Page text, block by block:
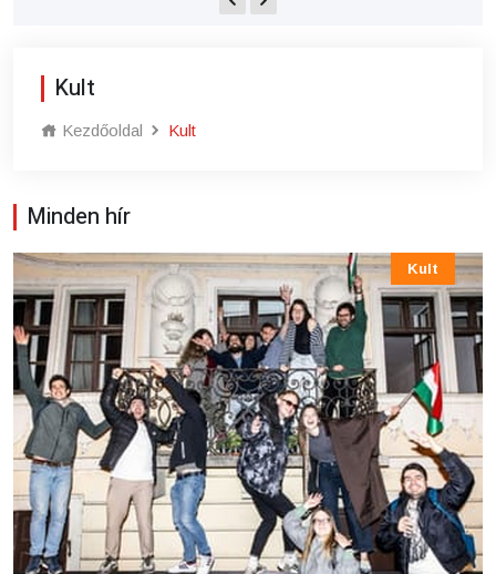
Kult
Kezdőoldal Kult
Minden hír
Kult